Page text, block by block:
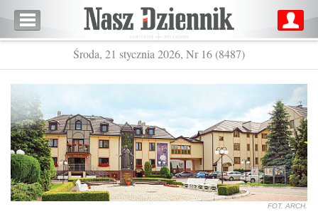
Środa, 21 stycznia 2026, Nr 16 (8487)
FOT. ARCH.